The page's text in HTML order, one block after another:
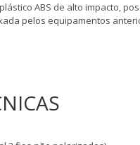
ABS de alto impacto,
pelos equipamentos